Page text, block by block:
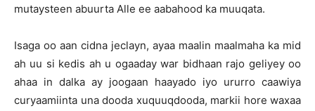
mutaysteen abuurta Alle ee aabahood ka muuqata.
Isaga oo aan cidna jeclayn, ayaa maalin maalmaha ka mid
ah uu si kedis ah u ogaaday war bidhaan rajo geliyey oo
ahaa in dalka ay joogaan haayado iyo ururro caawiya
curyaamiinta una dooda xuquuqdooda, markii hore waxaa